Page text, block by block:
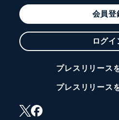
会員登
ログイ
プレスリリース
プレスリリース